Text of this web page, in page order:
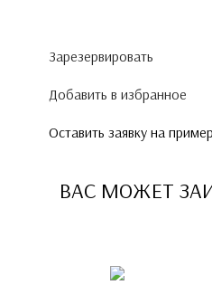
Зарезервировать
Добавить в избранное
Оставить заявку на
ВАС МОЖЕТ